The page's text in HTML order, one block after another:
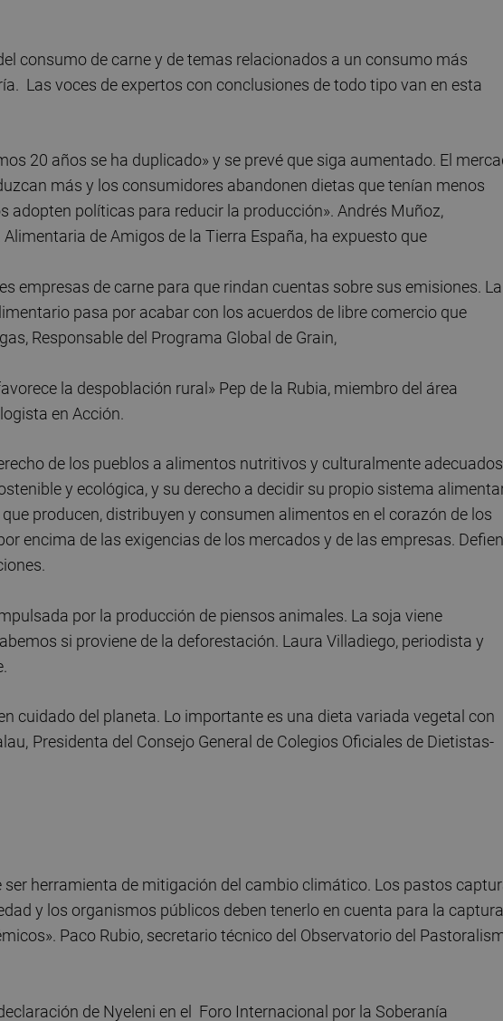
consumo de carne y de temas relacionados a un consumo más
Las voces de expertos con conclusiones de todo tipo van en esta
20 años se ha duplicado» y se prevé que siga aumentado. El
más y los consumidores abandonen dietas que tenían menos
adopten políticas para reducir la producción». Andrés Muñoz,
de Amigos de la Tierra España, ha expuesto que
empresas de carne para que rindan cuentas sobre sus emisiones. La
pasa por acabar con los acuerdos de libre comercio que
Responsable del Programa Global de Grain,
la despoblación rural» Pep de la Rubia, miembro del área
en Acción.
de los pueblos a alimentos nutritivos y culturalmente
y ecológica, y su derecho a decidir su propio sistema
producen, distribuyen y consumen alimentos en el corazón de los
encima de las exigencias de los mercados y de las empresas.
por la producción de piensos animales. La soja viene
si proviene de la deforestación. Laura Villadiego, periodista y
cuidado del planeta. Lo importante es una dieta variada vegetal con
Presidenta del Consejo General de Colegios Oficiales de Dietistas-
ser herramienta de mitigación del cambio climático. Los pastos
y los organismos públicos deben tenerlo en cuenta para la captura
Paco Rubio, secretario técnico del Observatorio del
de Nyeleni en el Foro Internacional por la Soberanía